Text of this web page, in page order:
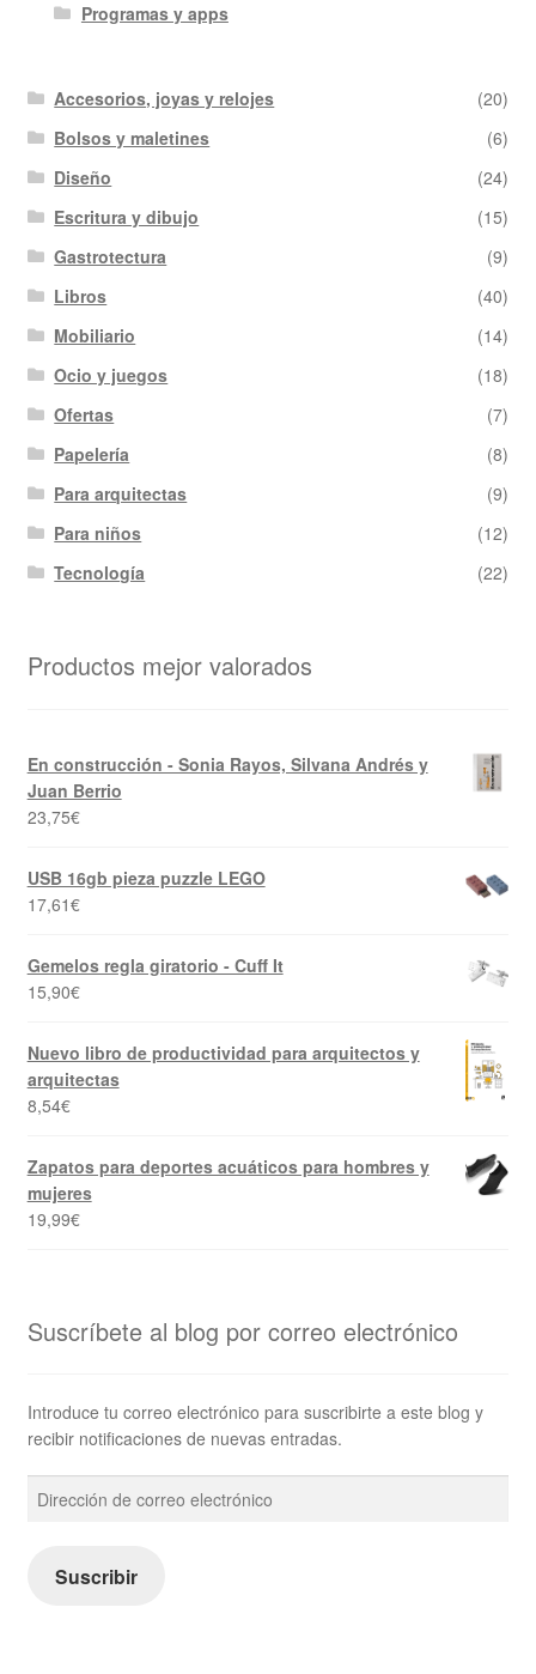
Programas y apps
Accesorios, joyas y relojes
(20)
Bolsos y maletines
(6)
Diseño
(24)
Escritura y dibujo
(15)
Gastrotectura
(9)
Libros
(40)
Mobiliario
(14)
Ocio y juegos
(18)
Ofertas
(7)
Papelería
(8)
Para arquitectas
(9)
Para niños
(12)
Tecnología
(22)
Productos mejor valorados
En construcción - Sonia Rayos, Silvana Andrés y
Juan Berrio
23,75€
USB 16gb pieza puzzle LEGO
17,61€
Gemelos regla giratorio - Cuff It
15,90€
Nuevo libro de productividad para arquitectos y
arquitectas
8,54€
Zapatos para deportes acuáticos para hombres y
mujeres
19,99€
Suscríbete al blog por correo electrónico
Introduce tu correo electrónico para suscribirte a este blog y
recibir notificaciones de nuevas entradas.
Dirección
de
electrónico
Suscribir